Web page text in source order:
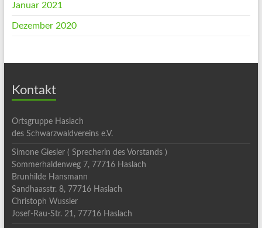
Januar 2021
Dezember 2020
Kontakt
Ortsgruppe Haslach
des Schwarzwaldvereins e.V.
Simone Giesler ( Sprecherin des Vorstands )
Sommerhaldenweg 7, 77716 Haslach
Brunhilde Hansmann
Sandhaasstr. 8, 77716 Haslach
Christoph Wussler
Josef-Rau-Str. 21, 77716 Haslach